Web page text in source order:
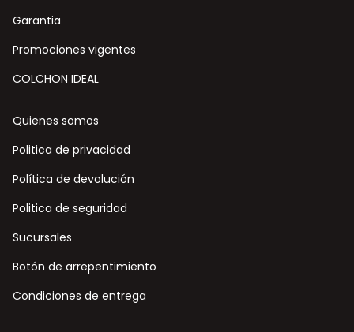
Garantia
Promociones vigentes
COLCHON IDEAL
Quienes somos
Politica de privacidad
Política de devolución
Politica de seguridad
Sucursales
Botón de arrepentimiento
Condiciones de entrega